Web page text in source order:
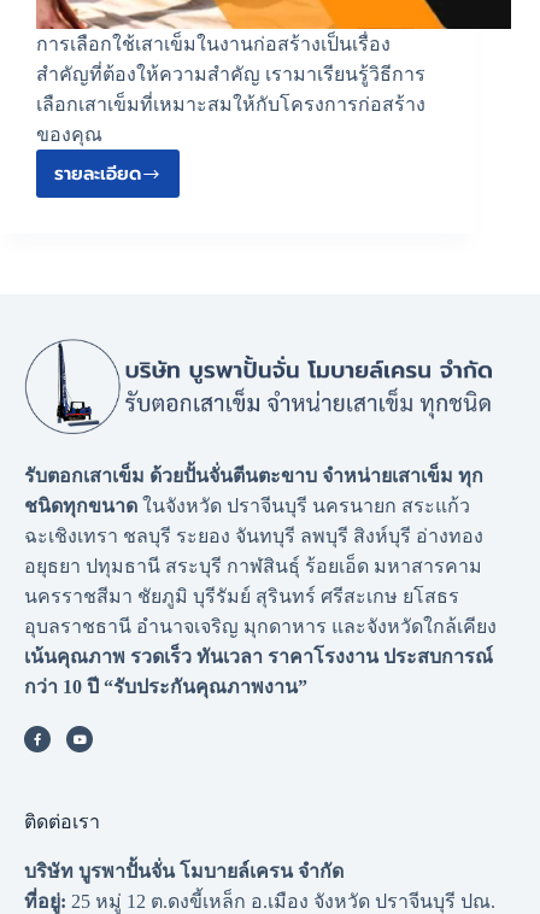
การเลือกใช้เสาเข็มในงานก่อสร้างเป็นเรื่อง
สำคัญที่ต้องให้ความสำคัญ เรามาเรียนรู้วิธีการ
เลือกเสาเข็มที่เหมาะสมให้กับโครงการก่อสร้าง
ของคุณ
รายละเอียด
รับตอกเสาเข็ม ด้วยปั้นจั่นตีนตะขาบ จำหน่ายเสาเข็ม ทุก
ชนิดทุกขนาด ในจังหวัด ปราจีนบุรี นครนายก สระแก้ว
ฉะเชิงเทรา ชลบุรี ระยอง จันทบุรี ลพบุรี สิงห์บุรี อ่างทอง
อยุธยา ปทุมธานี สระบุรี กาฬสินธุ์ ร้อยเอ็ด มหาสารคาม
นครราชสีมา ชัยภูมิ บุรีรัมย์ สุรินทร์ ศรีสะเกษ ยโสธร
อุบลราชธานี อำนาจเจริญ มุกดาหาร และจังหวัดใกล้เคียง
เน้นคุณภาพ รวดเร็ว ทันเวลา ราคาโรงงาน ประสบการณ์
กว่า 10 ปี “รับประกันคุณภาพงาน”
ติดต่อเรา
บริษัท บูรพาปั้นจั่น โมบายล์เครน จำกัด
ที่อยู่: 25 หมู่ 12 ต.ดงขี้เหล็ก อ.เมือง จังหวัด ปราจีนบุรี ปณ.